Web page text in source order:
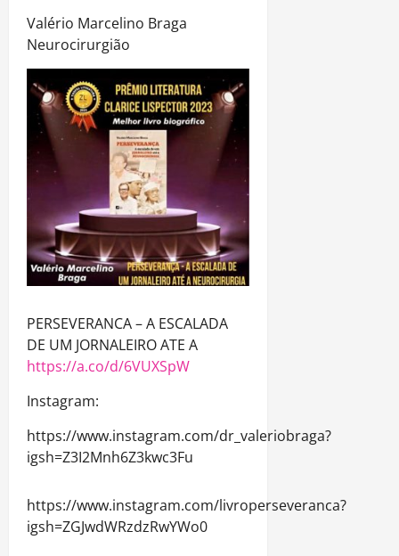
Valério Marcelino Braga
Neurocirurgião
PERSEVERANCA – A ESCALADA
DE UM JORNALEIRO ATE A
https://a.co/d/6VUXSpW
Instagram:
https://www.instagram.com/dr_valeriobraga?
igsh=Z3I2Mnh6Z3kwc3Fu
https://www.instagram.com/livroperseveranca?
igsh=ZGJwdWRzdzRwYWo0